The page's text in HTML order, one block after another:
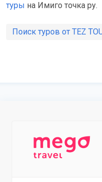
туры на Имиго точка ру.
Поиск туров от TEZ